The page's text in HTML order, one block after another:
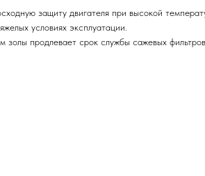
защиту двигателя при высокой
условиях эксплуатации.
продлевает срок службы сажевых фильтров